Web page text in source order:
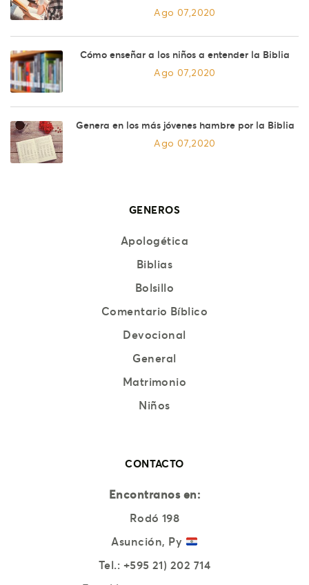
Ago 07,2020
Cómo enseñar a los niños a entender la Biblia
Ago 07,2020
Genera en los más jóvenes hambre por la Biblia
Ago 07,2020
GENEROS
Apologética
Biblias
Bolsillo
Comentario Bíblico
Devocional
General
Matrimonio
Niños
CONTACTO
Encontranos en:
Rodó 198
Asunción, Py
Tel.: +595 21) 202 714